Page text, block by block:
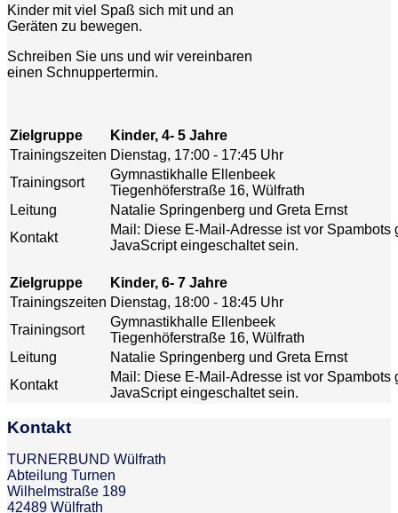
Kinder mit viel Spaß sich mit und an
Geräten zu bewegen.
Schreiben Sie uns und wir vereinbaren
einen Schnuppertermin.
Zielgruppe
Kinder, 4- 5 Jahre
Trainingszeiten Dienstag, 17:00 - 17:45 Uhr
Trainingsort
Gymnastikhalle Ellenbeek
Tiegenhöferstraße 16, Wülfrath
Leitung
Natalie Springenberg und Greta Ernst
Kontakt
Mail: Diese E-Mail-Adresse ist vor Spambots
JavaScript eingeschaltet sein.
Zielgruppe
Kinder, 6- 7 Jahre
Trainingszeiten Dienstag, 18:00 - 18:45 Uhr
Trainingsort
Gymnastikhalle Ellenbeek
Tiegenhöferstraße 16, Wülfrath
Leitung
Natalie Springenberg und Greta Ernst
Kontakt
Mail: Diese E-Mail-Adresse ist vor Spambots
JavaScript eingeschaltet sein.
Kontakt
TURNERBUND Wülfrath
Abteilung Turnen
Wilhelmstraße 189
42489 Wülfrath